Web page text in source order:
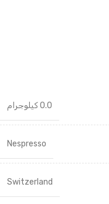
0.0 كيلوجرام
Nespresso
Switzerland